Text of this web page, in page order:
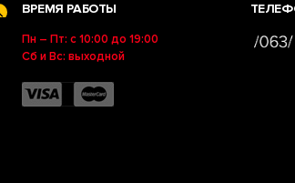
ВРЕМЯ РАБОТЫ
Пн – Пт: с 10:00 до 19:00
Сб и Вс: выходной